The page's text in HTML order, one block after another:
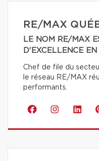
RE/MAX
LE NOM RE/MAX
D'EXCELLENCE
Chef de file du
le réseau RE/MAX
performants.